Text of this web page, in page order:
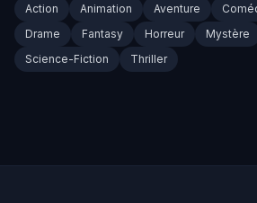
Action Animation Aventure
Drame
Fantasy Horreur Mystère
Science-Fiction
Thriller